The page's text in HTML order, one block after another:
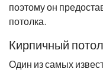
поэтому он
потолка.
Кирпичный
Один из самых